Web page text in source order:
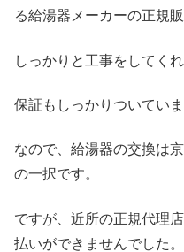
る給湯器メーカーの正規販
しっかりと工事をしてくれ
保証もしっかりついていま
なので、給湯器の交換は
の一択です。
ですが、近所の正規代理
払いができませんでした。